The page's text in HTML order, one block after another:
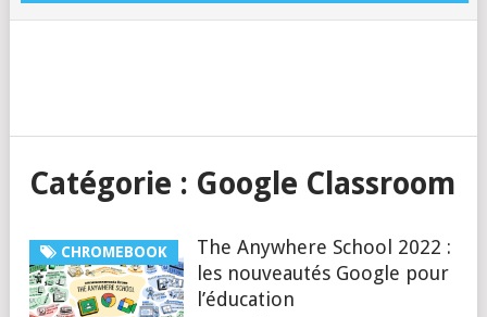
Catégorie : Google Classroom
CHROMEBOOK
The Anywhere School 2022 :
les nouveautés Google pour
l’éducation